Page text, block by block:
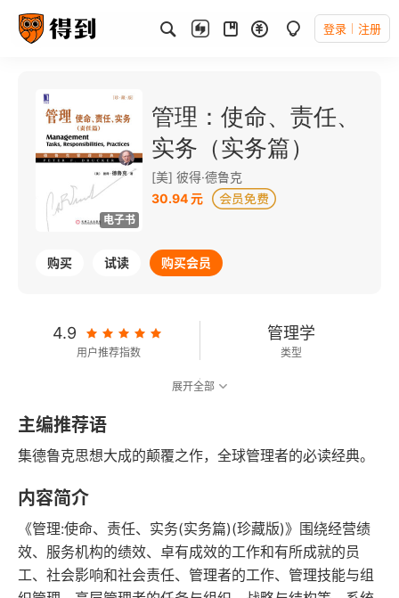
登录 注册
电子书
管理：使命、责任、
实务（实务篇）
[美] 彼得·德鲁克
30.94 元
购买 试读 购买会员
4.9
用户推荐指数
管理学
类型
220千字
字数
2009-09-01
发行日期
展开全部
主编推荐语
集德鲁克思想大成的颠覆之作，全球管理者的必读经典。
内容简介
《管理:使命、责任、实务(实务篇)(珍藏版)》围绕经营绩
效、服务机构的绩效、卓有成效的工作和有所成就的员
工、社会影响和社会责任、管理者的工作、管理技能与组